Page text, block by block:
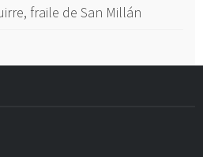
fraile de San Millán